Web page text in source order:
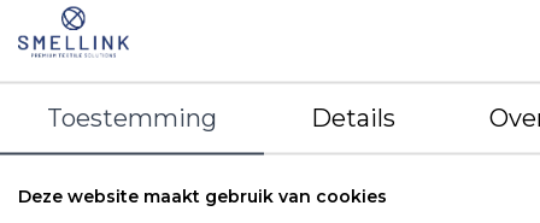
Materiaal
Bovenzijde: 100% geruwde katoen
Met rits
Beschermt tegen vocht en vuil
Toestemming Details
Deze website maakt gebruik van cookies